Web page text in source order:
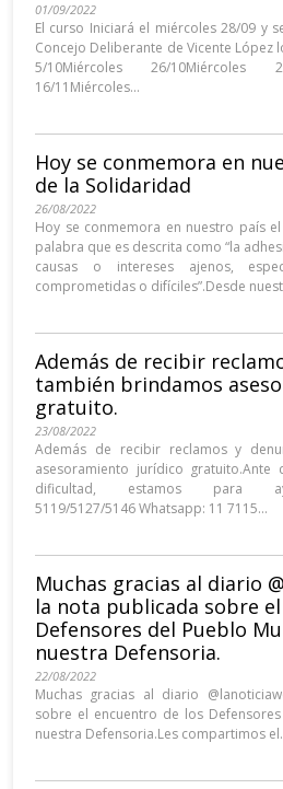
01/09/2022
El curso Iniciará el miércoles 28/09 y
Concejo Deliberante de Vicente López
5/10Miércoles 26/10Miércoles
16/11Miércoles...
Hoy se conmemora en
de la Solidaridad
26/08/2022
Hoy se conmemora en nuestro país
palabra que es descrita como “la
causas o intereses ajenos,
comprometidas o difíciles”.Desde
Además de recibir
también brindamos
gratuito.
23/08/2022
Además de recibir reclamos y
asesoramiento jurídico gratuito.Ante
dificultad, estamos para
5119/5127/5146 Whatsapp: 11 7115...
Muchas gracias al diario
la nota publicada sobre
Defensores del Pueblo
nuestra Defensoria.
22/08/2022
Muchas gracias al diario
sobre el encuentro de los
nuestra Defensoria.Les compartimos